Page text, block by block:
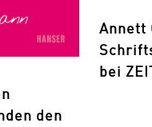
den
Annett
bei